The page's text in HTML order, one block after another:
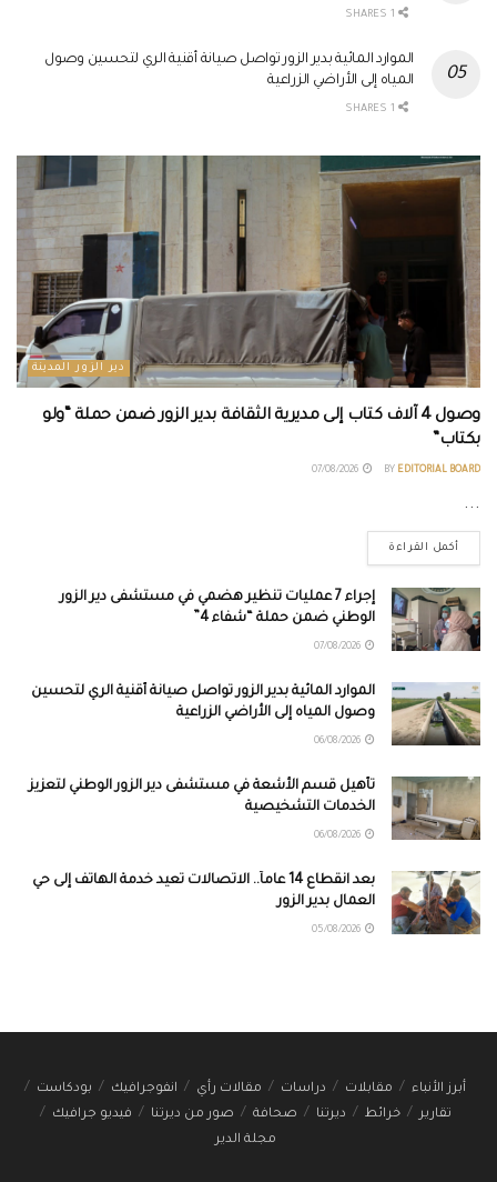
الموارد المائية بدير الزور تواصل صيانة أقنية الري لتحسين وصول
المياه إلى الأراضي الزراعية
دير الزور المدينة
وصول 4 آلاف كتاب إلى مديرية الثقافة بدير الزور ضمن حملة “ولو
بكتاب”
BY EDITORIAL BOARD
...
أكمل القراءة
إجراء 7 عمليات تنظير هضمي في مستشفى دير الزور
الوطني ضمن حملة “شفاء 4”
الموارد المائية بدير الزور تواصل صيانة أقنية الري لتحسين
وصول المياه إلى الأراضي الزراعية
تأهيل قسم الأشعة في مستشفى دير الزور الوطني لتعزيز
الخدمات التشخيصية
بعد انقطاع 14 عاماً.. الاتصالات تعيد خدمة الهاتف إلى حي
العمال بدير الزور
أبرز الأنباء مقابلات دراسات مقالات رأي انفوجرافيك
بودكاست
تقارير
خرائط ديرتنا صحافة صور من ديرتنا
فيديو جرافيك
مجلة الدير